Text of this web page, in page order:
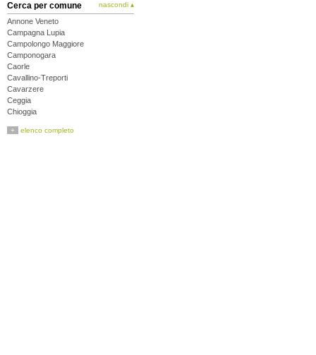
Cerca per comune nascondi ▴
Annone Veneto
Campagna Lupia
Campolongo Maggiore
Camponogara
Caorle
Cavallino-Treporti
Cavarzere
Ceggia
Chioggia
Cona
+ elenco completo